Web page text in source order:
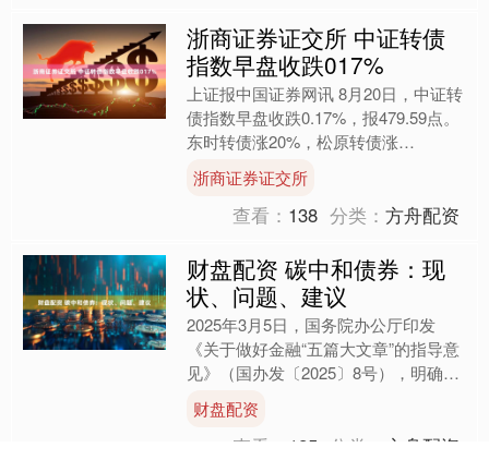
浙商证券证交所 中证转债
指数早盘收跌017%
上证报中国证券网讯 8月20日，中证转
债指数早盘收跌0.17%，报479.59点。
东时转债涨20%，松原转债涨
13.32%，金轮转债涨11.57%；新致转
债跌6....
浙商证券证交所
查看： 138 分类：方舟配资
财盘配资 碳中和债券：现
状、问题、建议
2025年3月5日，国务院办公厅印发
《关于做好金融“五篇大文章”的指导意
见》（国办发〔2025〕8号），明确强
调发展科技创新债券、碳中和债券、转
型债券、乡村振兴....
财盘配资
查看： 125 分类： 方舟配资